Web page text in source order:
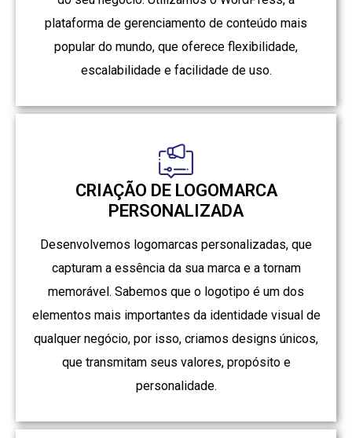
plataforma de gerenciamento de conteúdo mais
popular do mundo, que oferece flexibilidade,
escalabilidade e facilidade de uso.
CRIAÇÃO DE LOGOMARCA
PERSONALIZADA
Desenvolvemos logomarcas personalizadas, que
capturam a essência da sua marca e a tornam
memorável. Sabemos que o logotipo é um dos
elementos mais importantes da identidade visual de
qualquer negócio, por isso, criamos designs únicos,
que transmitam seus valores, propósito e
personalidade.